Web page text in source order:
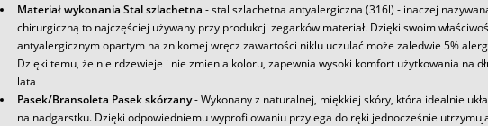
Materiał wykonania Stal szlachetna - stal szlachetna antyalergiczna (316l) - inaczej
chirurgiczną to najczęściej używany przy produkcji zegarków materiał. Dzięki swoim
antyalergicznym opartym na znikomej wręcz zawartości niklu uczulać może zaledwie 5%
Dzięki temu, że nie rdzewieje i nie zmienia koloru, zapewnia wysoki komfort użytkowania na
lata
Pasek/Bransoleta Pasek skórzany- Wykonany z naturalnej, miękkiej skóry, która idealnie
na nadgarstku. Dzięki odpowiedniemu wyprofilowaniu przylega do ręki jednocześnie